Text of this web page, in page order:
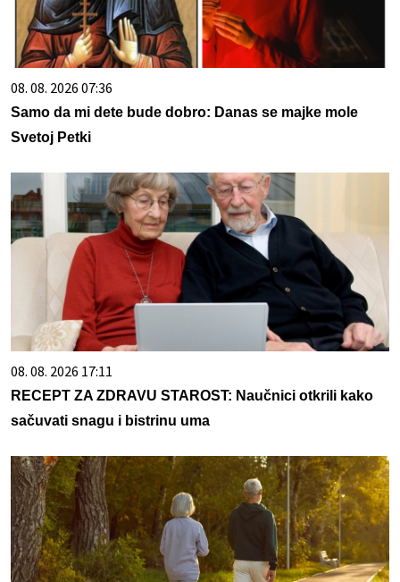
08. 08. 2026 07:36
Samo da mi dete bude dobro: Danas se majke mole
Svetoj Petki
08. 08. 2026 17:11
RECEPT ZA ZDRAVU STAROST: Naučnici otkrili kako
sačuvati snagu i bistrinu uma